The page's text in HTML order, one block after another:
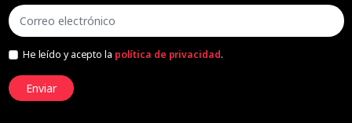
He leído y acepto la política de privacidad.
Enviar